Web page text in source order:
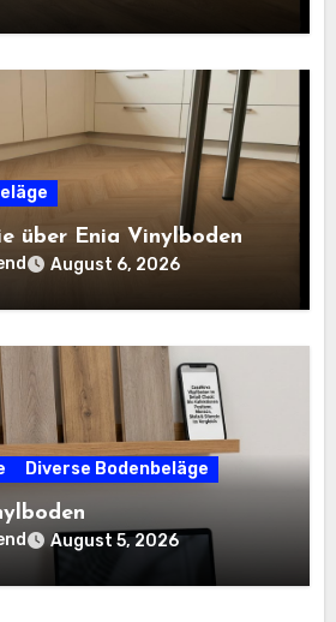
über Enia Vinylboden
August 6, 2026
Diverse Bodenbeläge
August 5, 2026